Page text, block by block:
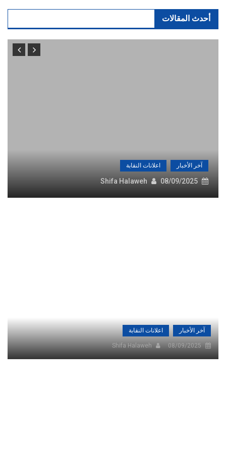
أحدث المقالات
الخليل
29/05/2025
Shifa Halaweh
آخر الأخبار اعلانات النقابة
08/09/2025
Shifa Halaweh